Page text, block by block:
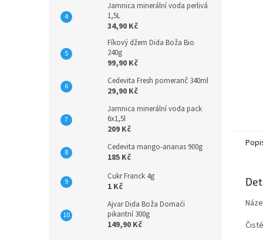
Jamnica minerální voda perlivá
1,5L
34,90 Kč
Fíkový džem Dida Boža Bio
240g
99,90 Kč
Cedevita Fresh pomeranč 340ml
29,90 Kč
Jamnica minerální voda pack
6x1,5l
209 Kč
Cedevita mango-ananas 900g
185 Kč
Cukr Franck 4g
1 Kč
Ajvar Dida Boža Domaći
pikantní 300g
149,90 Kč